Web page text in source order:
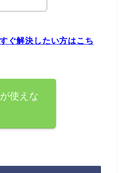
ぐ解決したい方はこち
使えな